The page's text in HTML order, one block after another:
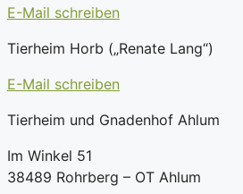
E-Mail schreiben
Tierheim Horb („Renate Lang“)
E-Mail schreiben
Tierheim und Gnadenhof Ahlum
Im Winkel 51
38489 Rohrberg – OT Ahlum